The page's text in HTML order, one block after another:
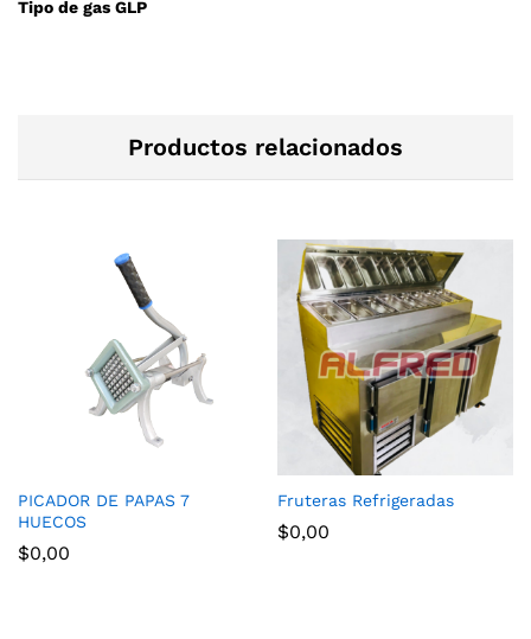
Tipo de gas GLP
Productos relacionados
PICADOR DE PAPAS 7
HUECOS
$0,00
Fruteras Refrigeradas
$0,00